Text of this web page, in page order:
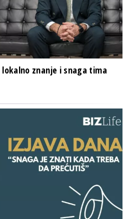
znanje i snaga tima